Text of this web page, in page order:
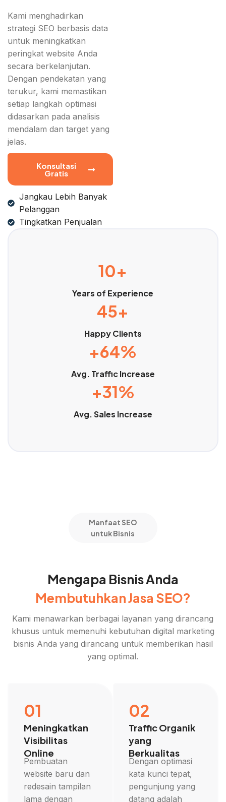
Kami menghadirkan
strategi SEO berbasis data
untuk meningkatkan
peringkat website Anda
secara berkelanjutan.
Dengan pendekatan yang
terukur, kami memastikan
setiap langkah optimasi
didasarkan pada analisis
mendalam dan target yang
jelas.
Konsultasi
Gratis
Jangkau Lebih Banyak
Pelanggan
Tingkatkan Penjualan
10+
Years of Experience
45+
Happy Clients
+64%
Avg. Traffic Increase
+31%
Avg. Sales Increase
Manfaat SEO
untuk Bisnis
Mengapa Bisnis Anda
Membutuhkan Jasa SEO?
Kami menawarkan berbagai layanan yang dirancang
khusus untuk memenuhi kebutuhan digital marketing
bisnis Anda yang dirancang untuk memberikan hasil
yang optimal.
01
Meningkatkan
Visibilitas
Online
Pembuatan
website baru dan
redesain tampilan
lama dengan
02
Traffic Organik
yang
Berkualitas
Dengan optimasi
kata kunci tepat,
pengunjung yang
datang adalah